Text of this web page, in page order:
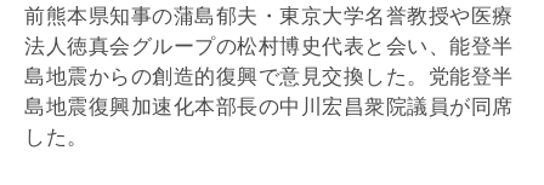
前熊本県知事の蒲島郁夫・東京大学名誉教授や医療
法人徳真会グループの松村博史代表と会い、能登半
島地震からの創造的復興で意見交換した。党能登半
島地震復興加速化本部長の中川宏昌衆院議員が同席
した。